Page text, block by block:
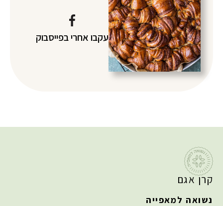
עקבו אחריבפייסבוק
קרן אגם
נשואה למאפייה